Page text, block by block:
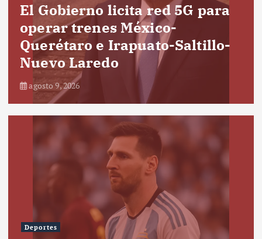
El Gobierno licita red 5G para
operar trenes México-
Querétaro e Irapuato-Saltillo-
Nuevo Laredo
agosto 9, 2026
Deportes